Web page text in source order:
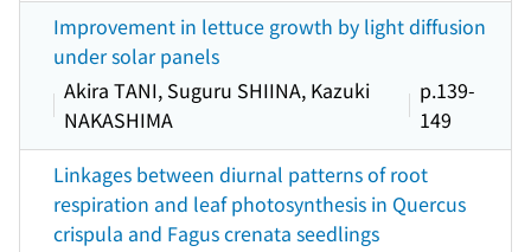
Improvement in lettuce growth by light diffusion
under solar panels
Akira TANI, Suguru SHIINA, Kazuki
NAKASHIMA
p.139-
149
Linkages between diurnal patterns of root
respiration and leaf photosynthesis in Quercus
crispula and Fagus crenata seedlings